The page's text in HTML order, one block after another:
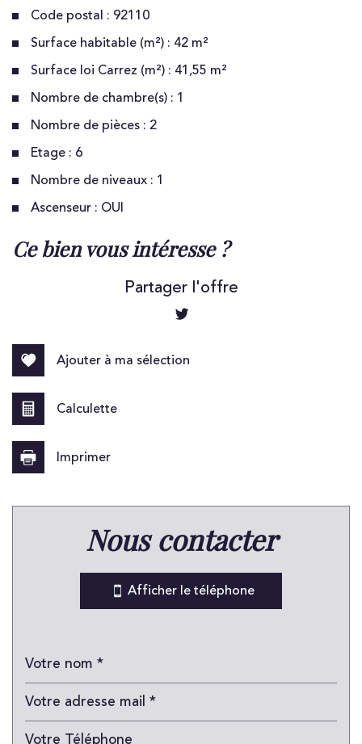
Code postal : 92110
Surface habitable (m²) : 42 m²
Surface loi Carrez (m²) : 41,55 m²
Nombre de chambre(s) : 1
Nombre de pièces : 2
Etage : 6
Nombre de niveaux : 1
Ascenseur : OUI
la ville de clichy (92110)
École maternelle
Enseignement supérieur
Lycée
Gare ferroviaire
ce bien vous intéresse ?
Partager l'offre
Ajouter à ma sélection
Calculette
Imprimer
nous contacter
Afficher le téléphone